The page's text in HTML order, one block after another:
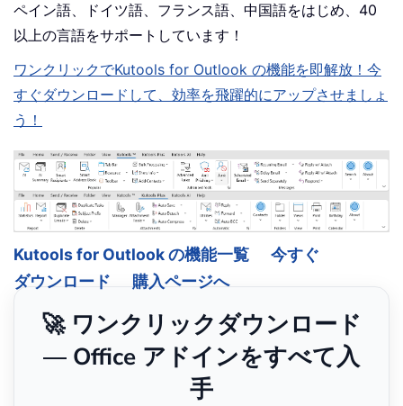
ペイン語、ドイツ語、フランス語、中国語をはじめ、40
以上の言語をサポートしています！
ワンクリックでKutools for Outlook の機能を即解放！今
すぐダウンロードして、効率を飛躍的にアップさせましょ
う！
Kutools for Outlook の機能一覧
今すぐ
ダウンロード
購入ページへ
🚀 ワンクリックダウンロード
— Office アドインをすべて入
手